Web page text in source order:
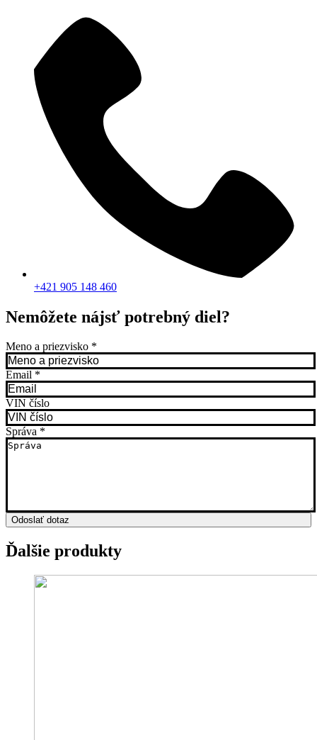
+421 905 148 460
Nemôžete nájsť potrebný diel?
Meno a priezvisko *
Email *
VIN číslo
Správa *
Odoslať dotaz
Ďalšie produkty